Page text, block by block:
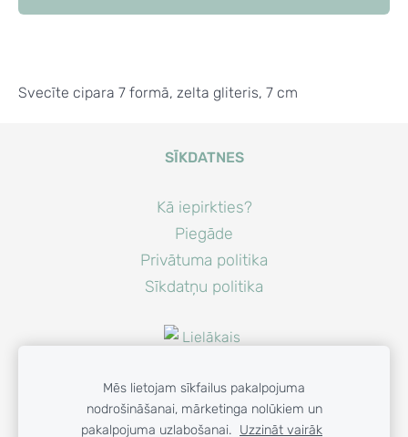
Svecīte cipara 7 formā, zelta gliteris, 7 cm
SĪKDATNES
Kā iepirkties?
Piegāde
Privātuma politika
Sīkdatņu politika
Mēs lietojam sīkfailus pakalpojuma
nodrošināšanai, mārketinga nolūkiem un
pakalpojuma uzlabošanai. Uzzināt vairāk